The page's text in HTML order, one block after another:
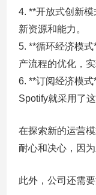
4. **开放式创新
新资源和能力。
5. **循环经济模
产流程的优化，
6. **订阅经济模
Spotify就采用了这
在探索新的运营
耐心和决心，因
此外，公司还需